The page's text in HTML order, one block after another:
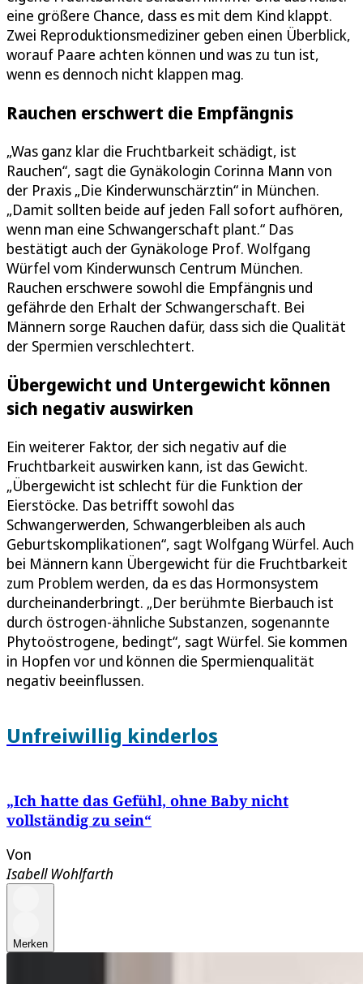
eine größere Chance, dass es mit dem Kind klappt.
Zwei Reproduktionsmediziner geben einen Überblick,
worauf Paare achten können und was zu tun ist,
wenn es dennoch nicht klappen mag.
Rauchen erschwert die Empfängnis
„Was ganz klar die Fruchtbarkeit schädigt, ist
Rauchen“, sagt die Gynäkologin Corinna Mann von
der Praxis „Die Kinderwunschärztin“ in München.
„Damit sollten beide auf jeden Fall sofort aufhören,
wenn man eine Schwangerschaft plant.“ Das
bestätigt auch der Gynäkologe Prof. Wolfgang
Würfel vom Kinderwunsch Centrum München.
Rauchen erschwere sowohl die Empfängnis und
gefährde den Erhalt der Schwangerschaft. Bei
Männern sorge Rauchen dafür, dass sich die Qualität
der Spermien verschlechtert.
Übergewicht und Untergewicht können
sich negativ auswirken
Ein weiterer Faktor, der sich negativ auf die
Fruchtbarkeit auswirken kann, ist das Gewicht.
„Übergewicht ist schlecht für die Funktion der
Eierstöcke. Das betrifft sowohl das
Schwangerwerden, Schwangerbleiben als auch
Geburtskomplikationen“, sagt Wolfgang Würfel. Auch
bei Männern kann Übergewicht für die Fruchtbarkeit
zum Problem werden, da es das Hormonsystem
durcheinanderbringt. „Der berühmte Bierbauch ist
durch östrogen-ähnliche Substanzen, sogenannte
Phytoöstrogene, bedingt“, sagt Würfel. Sie kommen
in Hopfen vor und können die Spermienqualität
negativ beeinflussen.
Unfreiwillig kinderlos
„Ich hatte das Gefühl, ohne Baby nicht
vollständig zu sein“
Von
Isabell Wohlfarth
Merken